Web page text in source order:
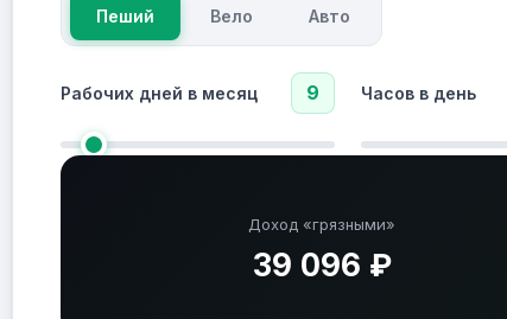
Пеший Вело Авто
Рабочих дней в месяц 9 Часов в день
Доход «грязными»
39 096 ₽